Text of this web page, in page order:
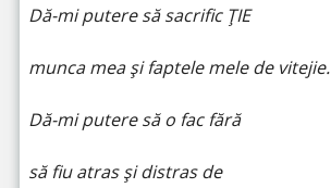
Dă-mi putere să sacrific ȚIE
munca mea și faptele mele de vitejie.
Dă-mi putere să o fac fără
să fiu atras și distras de